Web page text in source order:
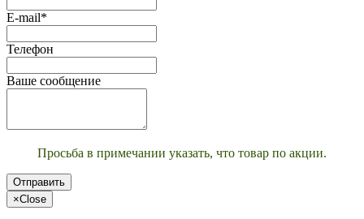
E-mail*
Телефон
Ваше сообщение
Просьба в примечании указать, что товар по акции.
Отправить
×Close